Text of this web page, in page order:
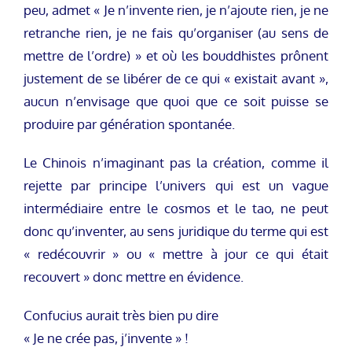
peu, admet « Je n’invente rien, je n’ajoute rien, je ne
retranche rien, je ne fais qu’organiser (au sens de
mettre de l’ordre) » et où les bouddhistes prônent
justement de se libérer de ce qui « existait avant »,
aucun n’envisage que quoi que ce soit puisse se
produire par génération spontanée.
Le Chinois n’imaginant pas la création, comme il
rejette par principe l’univers qui est un vague
intermédiaire entre le cosmos et le tao, ne peut
donc qu’inventer, au sens juridique du terme qui est
« redécouvrir » ou « mettre à jour ce qui était
recouvert » donc mettre en évidence.
Confucius aurait très bien pu dire
« Je ne crée pas, j’invente » !